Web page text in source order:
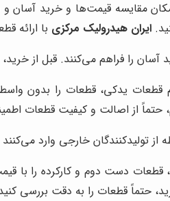
مقایسه قیمت‌ها و خرید آسان و
ایران هیدرولیک مرکزی با ارائه
را فراهم می‌کنند. قبل از خرید،
قطعات یدکی، قطعات را بدون
حتماً از اصالت و کیفیت قطعات
تولیدکنندگان خارجی وارد
دست دوم و کارکرده را با
حتماً قطعات را به دقت بررسی